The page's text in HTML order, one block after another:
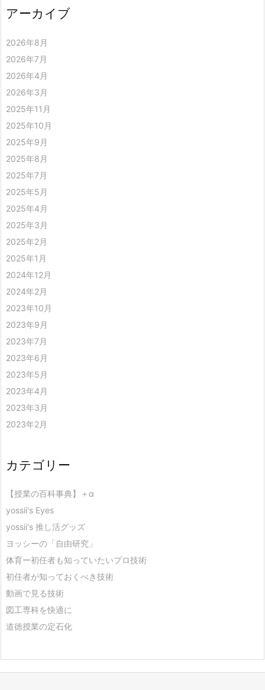
アーカイブ
2026年8月
2026年7月
2026年4月
2026年3月
2025年11月
2025年10月
2025年9月
2025年8月
2025年7月
2025年5月
2025年4月
2025年3月
2025年2月
2025年1月
2024年12月
2024年2月
2023年10月
2023年9月
2023年7月
2023年6月
2023年5月
2023年4月
2023年3月
2023年2月
カテゴリー
【授業の百科事典】＋α
yossii's Eyes
yossii's 推し活グッズ
ヨッシーの「自由研究」
体育ー初任者も知っていたいプロ技術
初任者が知っておくべき技術
動画で見る技術
図工専科を快適に
道徳授業の定石化